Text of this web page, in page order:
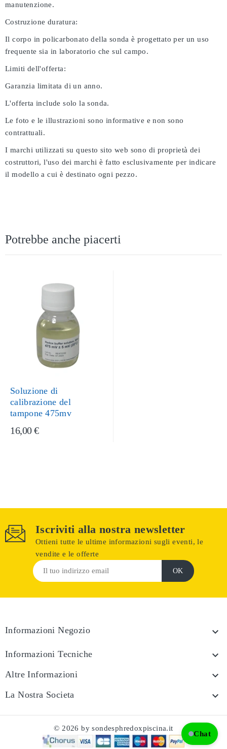
manutenzione.
Costruzione duratura:
Il corpo in policarbonato della sonda è progettato per un uso
frequente sia in laboratorio che sul campo.
Limiti dell'offerta:
Garanzia limitata di un anno.
L'offerta include solo la sonda.
Le foto e le illustrazioni sono informative e non sono
contrattuali.
I marchi utilizzati su questo sito web sono di proprietà dei
costruttori, l'uso dei marchi è fatto esclusivamente per indicare
il modello a cui è destinato ogni pezzo.
Potrebbe anche piacerti
Soluzione di
calibrazione del
tampone 475mv
16,00 €
Iscriviti alla nostra newsletter
Ottieni tutte le ultime informazioni sugli eventi, le
vendite e le offerte
Informazioni Negozio 
Informazioni Tecniche 
Altre Informazioni 
La Nostra Societa 
Chat
© 2026 by sondesphredoxpiscina.it